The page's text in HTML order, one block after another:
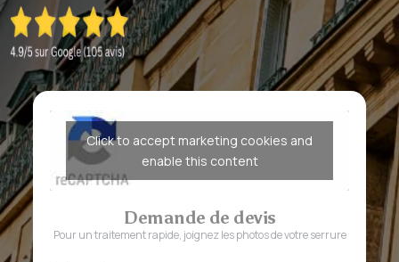
Click to accept marketing cookies and
enable this content
Demande de devis
Pour un traitement rapide, joignez les photos de votre serrure